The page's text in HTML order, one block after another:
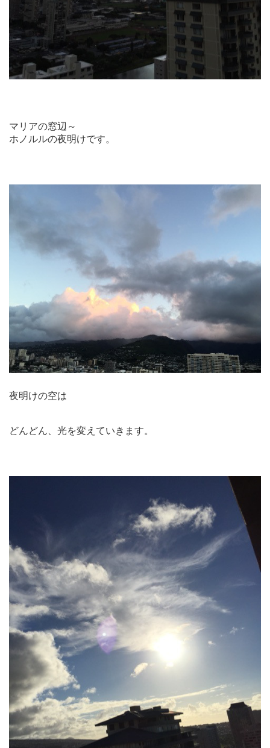
マリアの窓辺～
ホノルルの夜明けです。
夜明けの空は
どんどん、光を変えていきます。